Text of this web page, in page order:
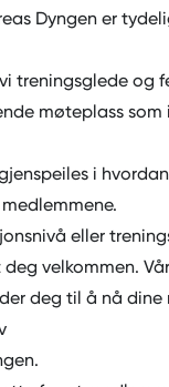
Dyngen er
treningsglede og
møteplass
i
eller
deg velkommen.
deg til å nå